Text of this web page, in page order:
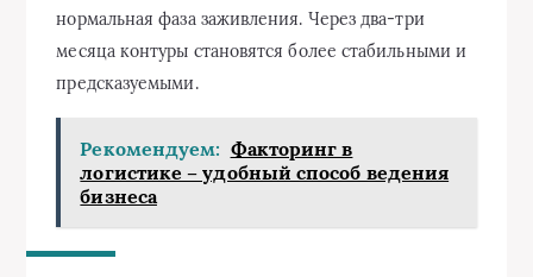
нормальная фаза заживления. Через два-три
месяца контуры становятся более стабильными и
предсказуемыми.
Рекомендуем: Факторинг в
логистике – удобный способ ведения
бизнеса